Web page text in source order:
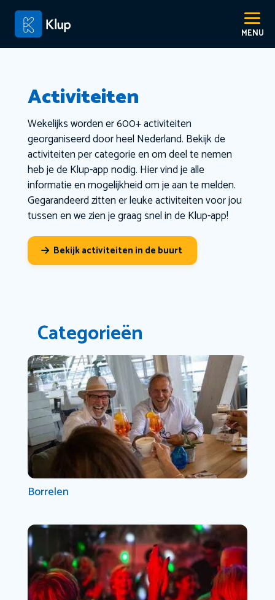
Activiteiten
Wekelijks worden er 600+ activiteiten
georganiseerd door heel Nederland. Bekijk de
activiteiten per categorie en om deel te nemen
heb je de Klup-app nodig. Hier vind je alle
informatie en mogelijkheid om je aan te melden.
Gegarandeerd zitten er leuke activiteiten voor jou
tussen en we zien je graag snel in de Klup-app!
Bekijk activiteiten in de buurt
Categorieën
Borrelen